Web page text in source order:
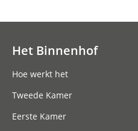
Het Binnenhof
Hoe werkt het
Tweede Kamer
Eerste Kamer